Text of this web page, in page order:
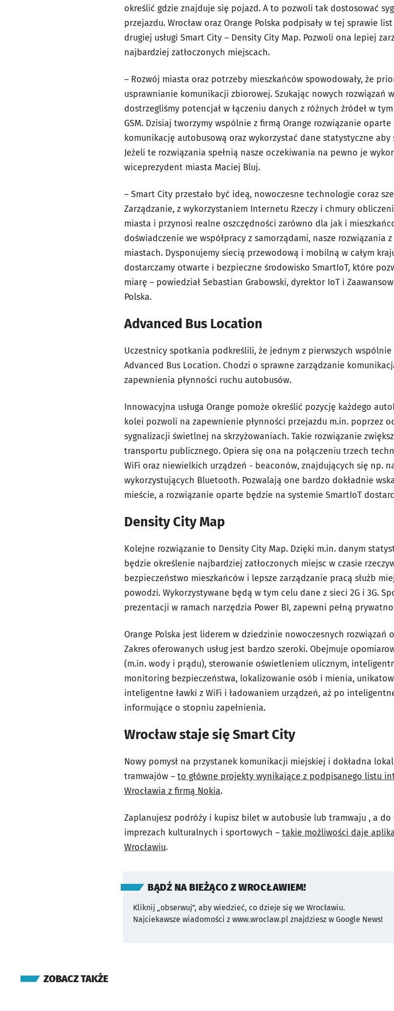
określić gdzie znajduje się pojazd. A to pozwoli tak dostosować
przejazdu. Wrocław oraz Orange Polska podpisały w tej sprawie
drugiej usługi Smart City – Density City Map. Pozwoli ona lepiej
najbardziej zatłoczonych miejscach.
– Rozwój miasta oraz potrzeby mieszkańców spowodowały, że
usprawnianie komunikacji zbiorowej. Szukając nowych rozwiązań
dostrzegliśmy potencjał w łączeniu danych z różnych źródeł w
GSM. Dzisiaj tworzymy wspólnie z firmą Orange rozwiązanie
komunikację autobusową oraz wykorzystać dane statystyczne aby
Jeżeli te rozwiązania spełnią nasze oczekiwania na pewno je
wiceprezydent miasta Maciej Bluj.
– Smart City przestało być ideą, nowoczesne technologie coraz
Zarządzanie, z wykorzystaniem Internetu Rzeczy i chmury
miasta i przynosi realne oszczędności zarówno dla jak i
doświadczenie we współpracy z samorządami, nasze rozwiązania
miastach. Dysponujemy siecią przewodową i mobilną w całym
dostarczamy otwarte i bezpieczne środowisko SmartIoT, które
miarę – powiedział Sebastian Grabowski, dyrektor IoT i
Polska.
Advanced Bus Location
Uczestnicy spotkania podkreślili, że jednym z pierwszych
Advanced Bus Location. Chodzi o sprawne zarządzanie
zapewnienia płynności ruchu autobusów.
Innowacyjna usługa Orange pomoże określić pozycję każdego
kolei pozwoli na zapewnienie płynności przejazdu m.in. poprzez
sygnalizacji świetlnej na skrzyżowaniach. Takie rozwiązanie
transportu publicznego. Opiera się ona na połączeniu trzech
WiFi oraz niewielkich urządzeń - beaconów, znajdujących się np.
wykorzystujących Bluetooth. Pozwalają one bardzo dokładnie
mieście, a rozwiązanie oparte będzie na systemie SmartIoT
Density City Map
Kolejne rozwiązanie to Density City Map. Dzięki m.in. danym
będzie określenie najbardziej zatłoczonych miejsc w czasie
bezpieczeństwo mieszkańców i lepsze zarządzanie pracą służb
powodzi. Wykorzystywane będą w tym celu dane z sieci 2G i 3G.
prezentacji w ramach narzędzia Power BI, zapewni pełną
Orange Polska jest liderem w dziedzinie nowoczesnych rozwiązań
Zakres oferowanych usług jest bardzo szeroki. Obejmuje
(m.in. wody i prądu), sterowanie oświetleniem ulicznym,
monitoring bezpieczeństwa, lokalizowanie osób i mienia,
inteligentne ławki z WiFi i ładowaniem urządzeń, aż po
informujące o stopniu zapełnienia.
Wrocław staje się Smart City
Nowy pomysł na przystanek komunikacji miejskiej i dokładna
tramwajów – to główne projekty wynikające z podpisanego listu
Wrocławia z firmą Nokia.
Zaplanujesz podróży i kupisz bilet w autobusie lub tramwaju , a
imprezach kulturalnych i sportowych – takie możliwości daje
Wrocławiu.
BĄDŹ NA BIEŻĄCO Z WROCŁAWIEM!
Kliknij „obserwuj”, aby wiedzieć, co dzieje się we Wrocławiu.
Najciekawsze wiadomości z www.wroclaw.pl znajdziesz w Google News!
ZOBACZ TAKŻE